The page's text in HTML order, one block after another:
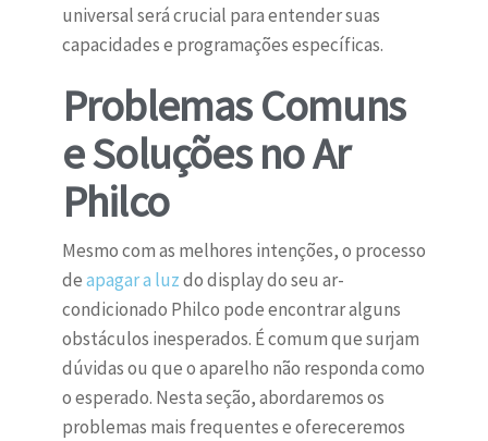
universal será crucial para entender suas
capacidades e programações específicas.
Problemas Comuns
e Soluções no Ar
Philco
Mesmo com as melhores intenções, o processo
deapagar a luzdo display do seu ar-
condicionado Philco pode encontrar alguns
obstáculos inesperados. É comum que surjam
dúvidas ou que o aparelho não responda como
o esperado. Nesta seção, abordaremos os
problemas mais frequentes e ofereceremos